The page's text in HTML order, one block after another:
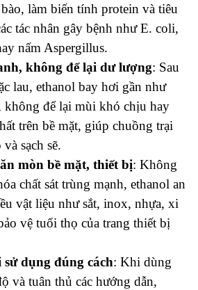
làm biến tính protein và tiêu
tác nhân gây bệnh như E. coli,
nấm Aspergillus.
không để lại dư lượng: Sau
lau, ethanol bay hơi gần như
không để lại mùi khó chịu hay
trên bề mặt, giúp chuồng trại
sạch sẽ.
mòn bề mặt, thiết bị: Không
chất sát trùng mạnh, ethanol an
vật liệu như sắt, inox, nhựa, xi
vệ tuổi thọ của trang thiết bị
dụng đúng cách: Khi dùng
và tuân thủ các hướng dẫn,